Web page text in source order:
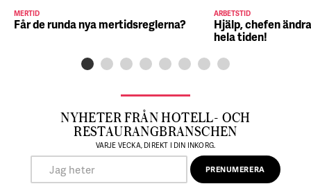
MERTID
Får de runda nya mertidsreglerna?
ARBETSTID
Hjälp, chefen
hela tiden!
NYHETER FRÅN HOTELL- OCH
RESTAURANGBRANSCHEN
VARJE VECKA, DIREKT I DIN INKORG.